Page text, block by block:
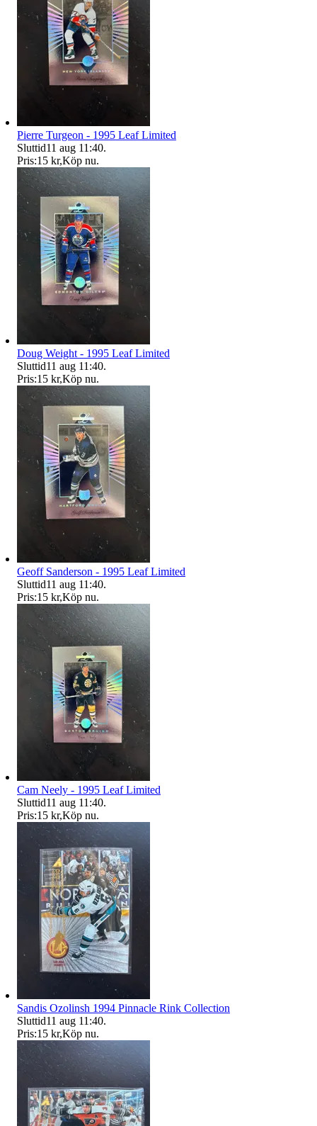
Pierre Turgeon - 1995 Leaf Limited
Sluttid11 aug 11:40.
Pris:15 kr,Köp nu.
Doug Weight - 1995 Leaf Limited
Sluttid11 aug 11:40.
Pris:15 kr,Köp nu.
Geoff Sanderson - 1995 Leaf Limited
Sluttid11 aug 11:40.
Pris:15 kr,Köp nu.
Cam Neely - 1995 Leaf Limited
Sluttid11 aug 11:40.
Pris:15 kr,Köp nu.
Sandis Ozolinsh 1994 Pinnacle Rink Collection
Sluttid11 aug 11:40.
Pris:15 kr,Köp nu.